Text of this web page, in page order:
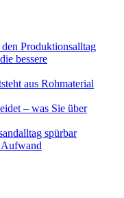
Produktionsalltag
bessere
aus Rohmaterial
– was Sie über
spürbar
Aufwand